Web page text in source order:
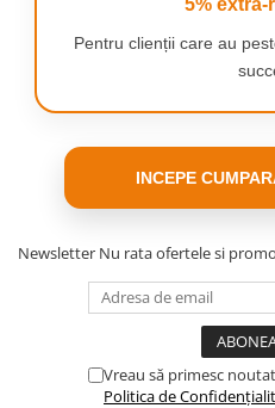
permite sa
apa si
SETUL CONTINE
1x perie principala rotativa
2x perii laterale (ventilatoare)
2x filtre HEPA
2x tampoane de mop
1xSurubelnita
5% extra-
Pentru clienții care au
INCEPE
Newsletter Nu rata ofertele si
Vreau să primesc
Politica de